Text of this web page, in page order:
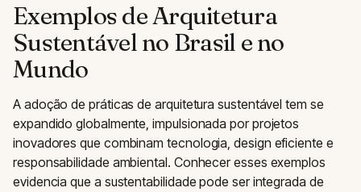
Exemplos de Arquitetura
Sustentável no Brasil e no
Mundo
A adoção de práticas de arquitetura sustentável tem se
expandido globalmente, impulsionada por projetos
inovadores que combinam tecnologia, design eficiente e
responsabilidade ambiental. Conhecer esses exemplos
evidencia que a sustentabilidade pode ser integrada de